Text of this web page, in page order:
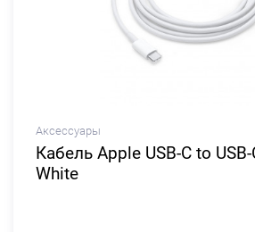
Аксессуары
Кабель Apple USB-C to
White